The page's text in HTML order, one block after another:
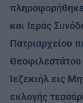
και Ιεράς
Πατριαρχείου
Ιεζεκιήλ εις
εκλογής